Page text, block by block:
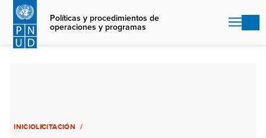
Skip
main
content
Políticas y procedimientos de
operaciones y programas
INICIOLICITACIÓN